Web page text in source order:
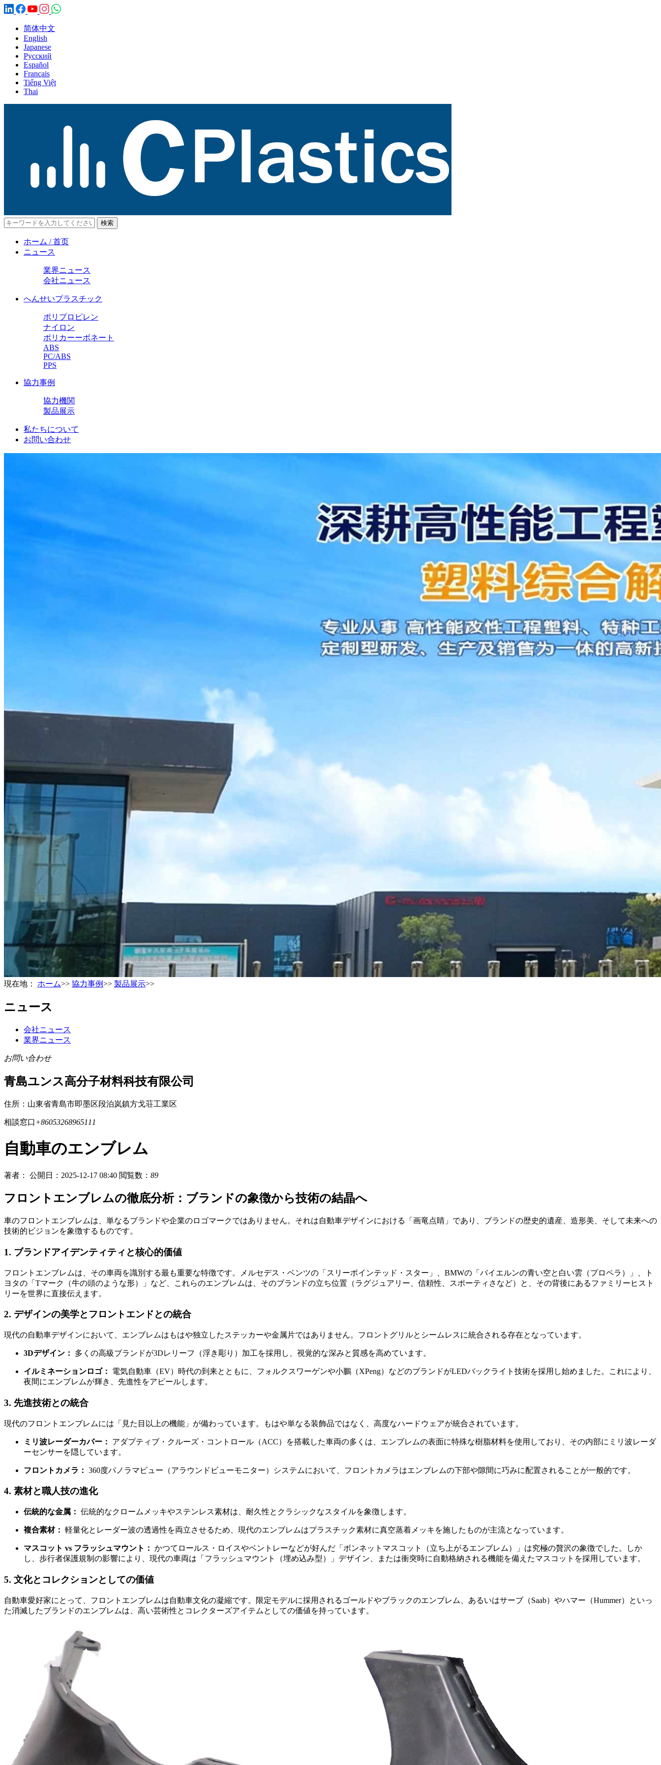
简体中文
English
Japanese
Русский
Español
Français
Tiếng Việt
Thai
ホーム / 首页
ニュース
業界ニュース
会社ニュース
へんせいプラスチック
ポリプロピレン
ナイロン
ポリカーーボネート
ABS
PC/ABS
PPS
協力事例
協力機関
製品展示
私たちについて
お問い合わせ
現在地： ホーム>> 協力事例>> 製品展示>>
ニュース
会社ニュース
業界ニュース
お問い合わせ
青島ユンス高分子材料科技有限公司
住所：山東省青島市即墨区段泊岚鎮方戈荘工業区
相談窓口+86053268965111
自動車のエンブレム
著者： 公開日：2025-12-17 08:40 閲覧数： 89
フロントエンブレムの徹底分析：ブランドの象徴から技術の結晶へ
車のフロントエンブレムは、単なるブランドや企業のロゴマークではありません。それは自動車デザインにおける「画竜点睛」であり、ブランドの歴史的遺産、造形美、そして未来への
技術的ビジョンを象徴するものです。
1. ブランドアイデンティティと核心的価値
フロントエンブレムは、その車両を識別する最も重要な特徴です。メルセデス・ベンツの「スリーポインテッド・スター」、BMWの「バイエルンの青い空と白い雲（プロペラ）」、ト
ヨタの「Tマーク（牛の頭のような形）」など、これらのエンブレムは、そのブランドの立ち位置（ラグジュアリー、信頼性、スポーティさなど）と、その背後にあるファミリーヒスト
リーを世界に直接伝えます。
2. デザインの美学とフロントエンドとの統合
現代の自動車デザインにおいて、エンブレムはもはや独立したステッカーや金属片ではありません。フロントグリルとシームレスに統合される存在となっています。
3Dデザイン： 多くの高級ブランドが3Dレリーフ（浮き彫り）加工を採用し、視覚的な深みと質感を高めています。
イルミネーションロゴ：
電気自動車（EV）時代の到来とともに、フォルクスワーゲンや小鵬（XPeng）などのブランドがLEDバックライト技術を採用し始めました。これにより、
夜間にエンブレムが輝き、先進性をアピールします。
3. 先進技術との統合
現代のフロントエンブレムには「見た目以上の機能」が備わっています。もはや単なる装飾品ではなく、高度なハードウェアが統合されています。
ミリ波レーダーカバー：
アダプティブ・クルーズ・コントロール（ACC）を搭載した車両の多くは、エンブレムの表面に特殊な樹脂材料を使用しており、その内部にミリ波レーダ
ーセンサーを隠しています。
フロントカメラ： 360度パノラマビュー（アラウンドビューモニター）システムにおいて、フロントカメラはエンブレムの下部や隙間に巧みに配置されることが一般的です。
4. 素材と職人技の進化
伝統的な金属： 伝統的なクロームメッキやステンレス素材は、耐久性とクラシックなスタイルを象徴します。
複合素材： 軽量化とレーダー波の透過性を両立させるため、現代のエンブレムはプラスチック素材に真空蒸着メッキを施したものが主流となっています。
マスコット vs フラッシュマウント： かつてロールス・ロイスやベントレーなどが好んだ「ボンネットマスコット（立ち上がるエンブレム）」は究極の贅沢の象徴でした。しか
し、歩行者保護規制の影響により、現代の車両は「フラッシュマウント（埋め込み型）」デザイン、または衝突時に自動格納される機能を備えたマスコットを採用しています。
5. 文化とコレクションとしての価値
自動車愛好家にとって、フロントエンブレムは自動車文化の凝縮です。限定モデルに採用されるゴールドやブラックのエンブレム、あるいはサーブ（Saab）やハマー（Hummer）といっ
た消滅したブランドのエンブレムは、高い芸術性とコレクターズアイテムとしての価値を持っています。